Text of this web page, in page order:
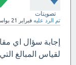
تصويتات
تم الرد عليه فبراير 21
إجابة سؤال اي
لقياس المبالغ